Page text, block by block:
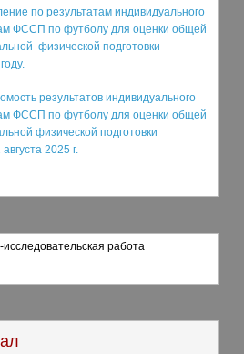
по результатам индивидуального
ФССП по футболу для оценки общей
физической подготовки
результатов индивидуального
ФССП по футболу для оценки общей
физической подготовки
2025 г.
исследовательская работа